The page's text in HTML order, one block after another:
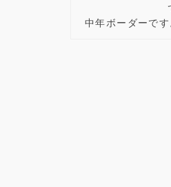
中年ボーダーです